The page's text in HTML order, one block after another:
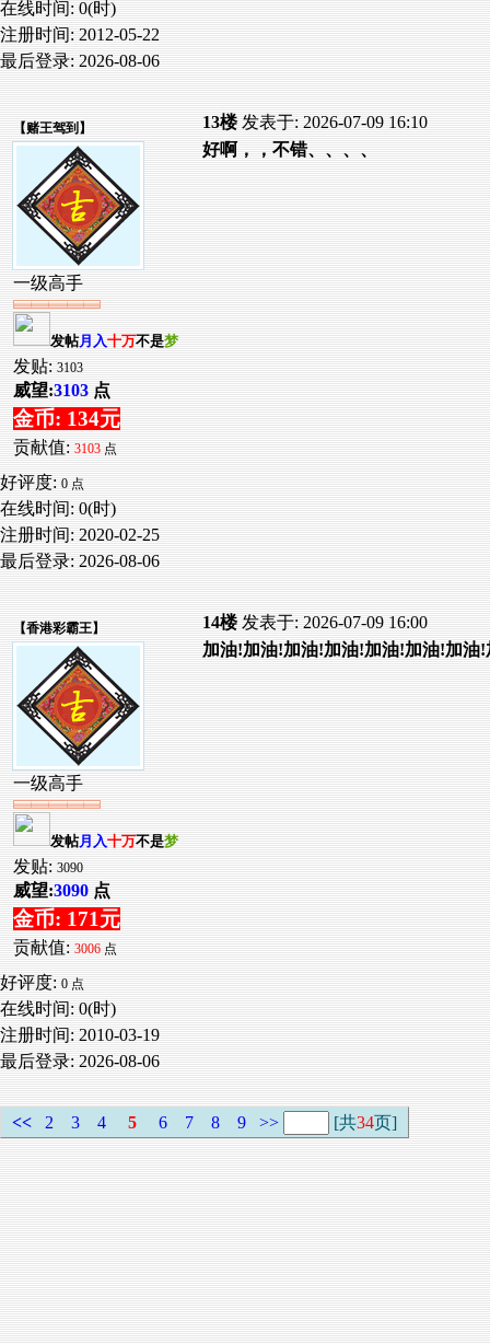
在线时间: 0(时)
注册时间: 2012-05-22
最后登录: 2026-08-06
【赌王驾到 】
一级高手
发帖月入十万不是梦
发贴: 3103
威望:3103 点
金币: 134元
贡献值: 3103 点
好评度: 0 点
在线时间: 0(时)
注册时间: 2020-02-25
最后登录: 2026-08-06
13楼 发表于: 2026-07-09 16:10
好啊，，不错、、、、
【香港彩霸王】
一级高手
发帖月入十万不是梦
发贴: 3090
威望:3090 点
金币: 171元
贡献值: 3006 点
好评度: 0 点
在线时间: 0(时)
注册时间: 2010-03-19
最后登录: 2026-08-06
14楼 发表于: 2026-07-09 16:00
加油!加油!加油!加油!加油!加油!加
<< 2 3 4 5 6 7 8 9 >> [共34页]